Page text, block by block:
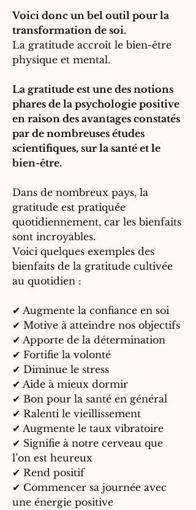
Voici donc un bel outil pour la
transformation de soi.
La gratitude accroît le bien-être
physique et mental.
La gratitude est une des notions
phares de la psychologie positive
en raison des avantages constatés
par de nombreuses études
scientifiques, sur la santé et le
bien-être.
Dans de nombreux pays, la
gratitude est pratiquée
quotidiennement, car les bienfaits
sont incroyables.
Voici quelques exemples des
bienfaits de la gratitude cultivée
au quotidien :
✔ Augmente la confiance en soi
✔ Motive à atteindre nos objectifs
✔ Apporte de la détermination
✔ Fortifie la volonté
✔ Diminue le stress
✔ Aide à mieux dormir
✔ Bon pour la santé en général
✔ Ralenti le vieillissement
✔ Augmente le taux vibratoire
✔ Signifie à notre cerveau que
l’on est heureux
✔ Rend positif
✔ Commencer sa journée avec
une énergie positive